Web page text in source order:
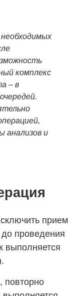
комплекс
– в
анализов и
прием
проведения
выполняется
повторно